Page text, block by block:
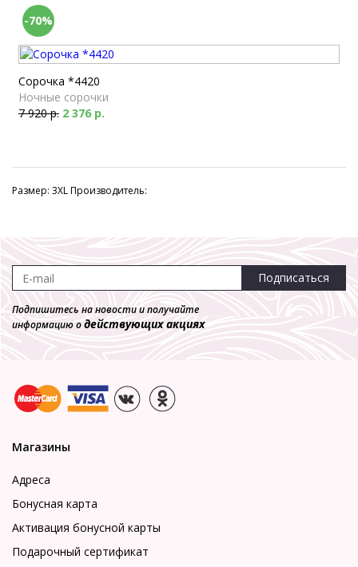
-70%
Сорочка *4420
Ночные сорочки
7 920 р. 2 376 р.
Размер: 3XL Производитель:
Подписаться
Подпишитесь на новости и получайте
информацию одействующих акциях
Магазины
Адреса
Бонусная карта
Активация бонусной карты
Подарочный сертификат